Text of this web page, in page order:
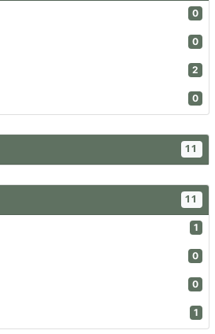
0
0
2
0
11
11
1
0
0
1